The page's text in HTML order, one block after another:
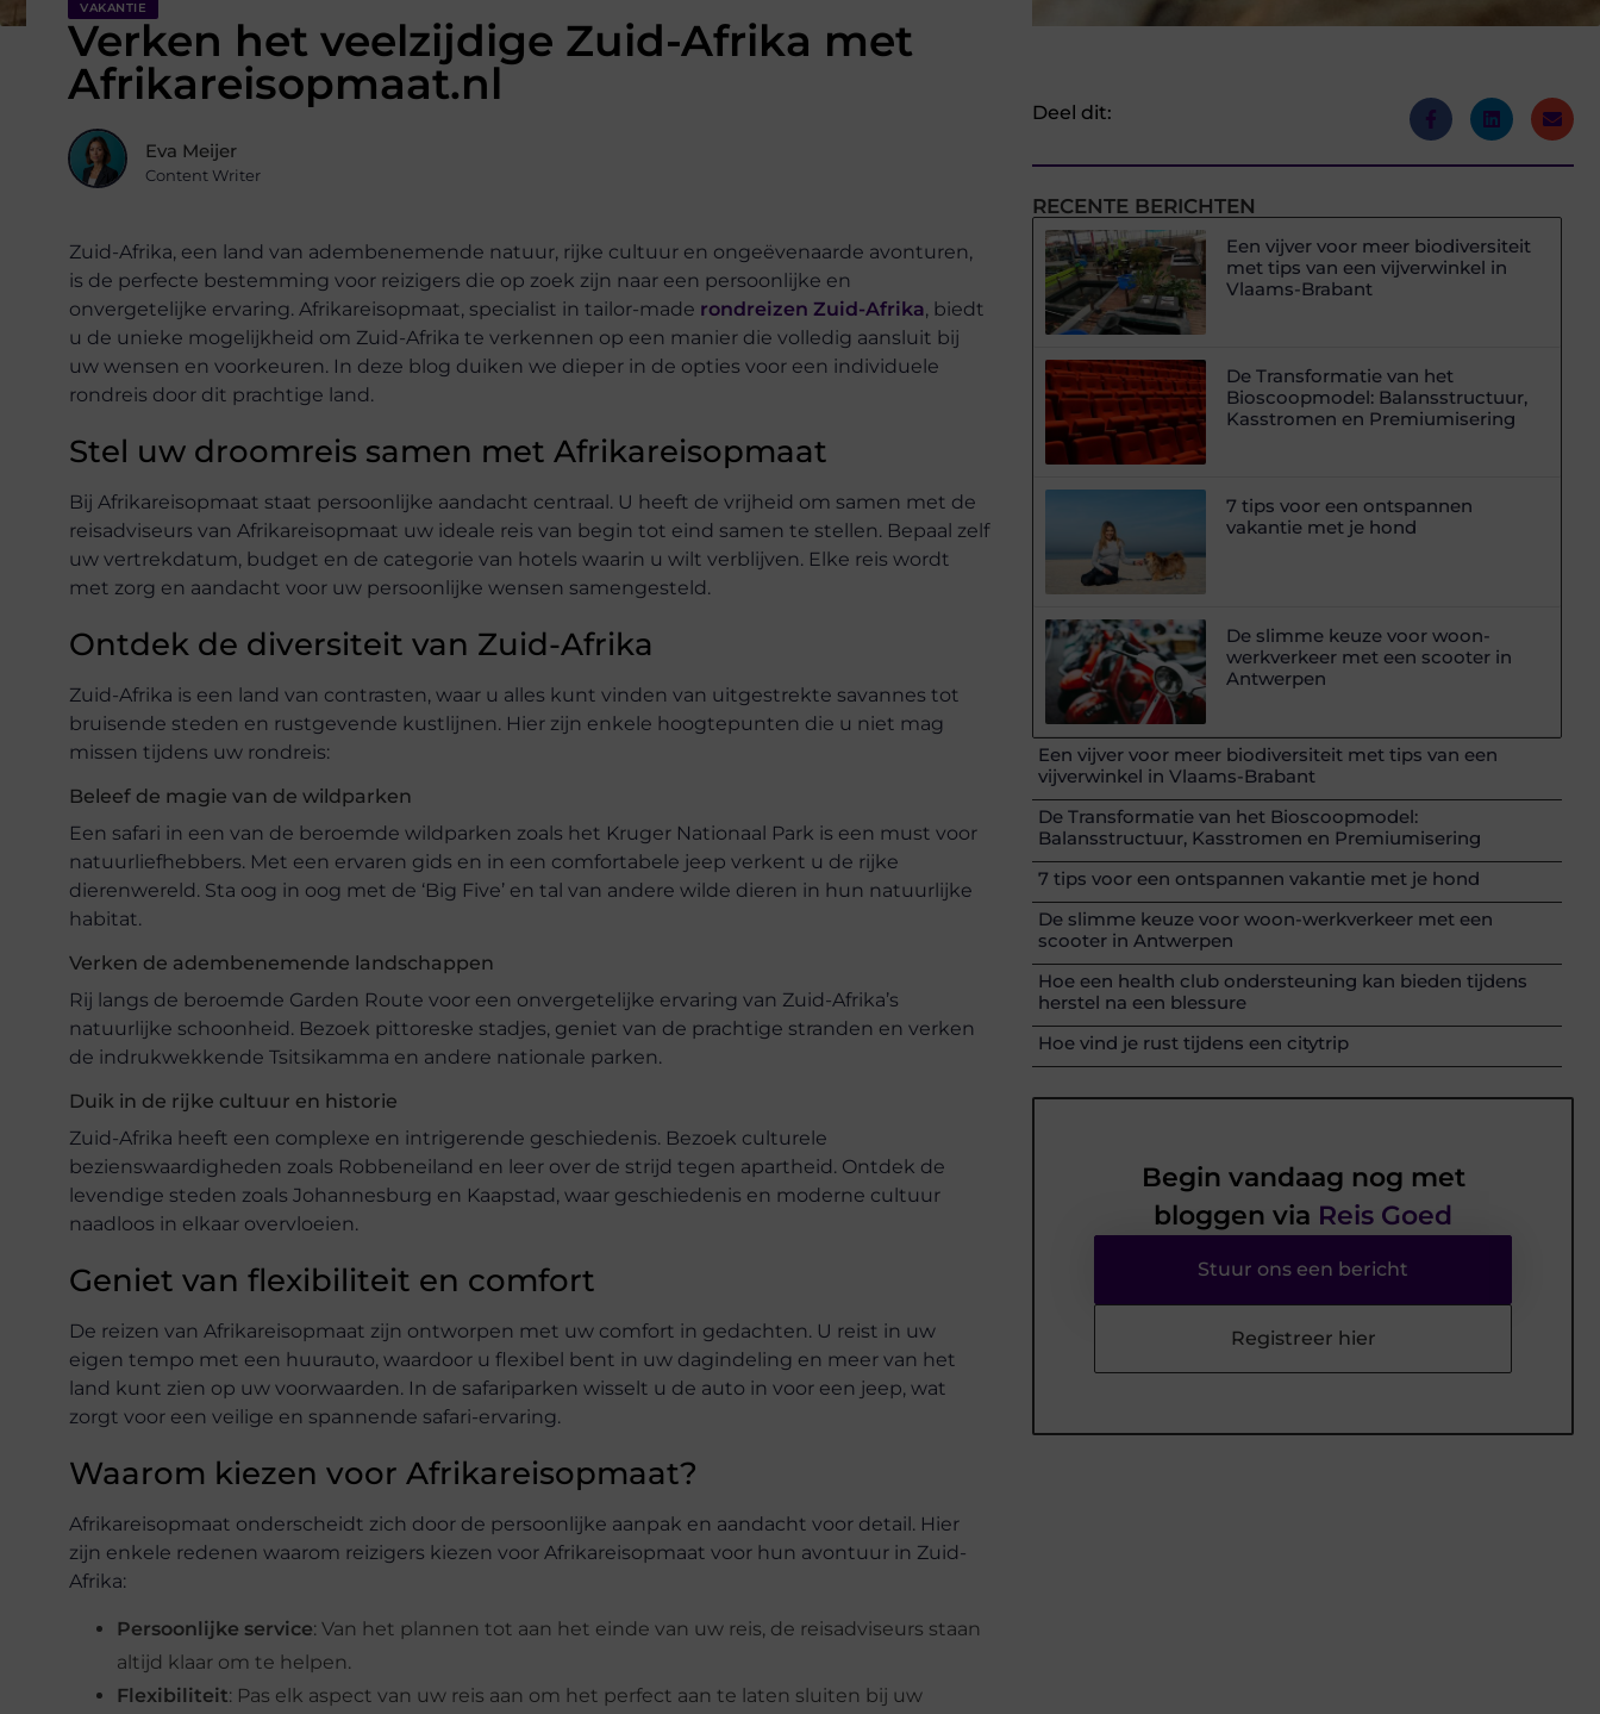
VAKANTIE
Verken het veelzijdige Zuid-Afrika met
Afrikareisopmaat.nl
Eva Meijer
Content Writer
Zuid-Afrika, een land van adembenemende natuur, rijke cultuur en ongeëvenaarde avonturen,
is de perfecte bestemming voor reizigers die op zoek zijn naar een persoonlijke en
onvergetelijke ervaring. Afrikareisopmaat, specialist in tailor-made rondreizen Zuid-Afrika, biedt
u de unieke mogelijkheid om Zuid-Afrika te verkennen op een manier die volledig aansluit bij
uw wensen en voorkeuren. In deze blog duiken we dieper in de opties voor een individuele
rondreis door dit prachtige land.
Stel uw droomreis samen met Afrikareisopmaat
Bij Afrikareisopmaat staat persoonlijke aandacht centraal. U heeft de vrijheid om samen met de
reisadviseurs van Afrikareisopmaat uw ideale reis van begin tot eind samen te stellen. Bepaal zelf
uw vertrekdatum, budget en de categorie van hotels waarin u wilt verblijven. Elke reis wordt
met zorg en aandacht voor uw persoonlijke wensen samengesteld.
Ontdek de diversiteit van Zuid-Afrika
Zuid-Afrika is een land van contrasten, waar u alles kunt vinden van uitgestrekte savannes tot
bruisende steden en rustgevende kustlijnen. Hier zijn enkele hoogtepunten die u niet mag
missen tijdens uw rondreis:
Beleef de magie van de wildparken
Een safari in een van de beroemde wildparken zoals het Kruger Nationaal Park is een must voor
natuurliefhebbers. Met een ervaren gids en in een comfortabele jeep verkent u de rijke
dierenwereld. Sta oog in oog met de ‘Big Five’ en tal van andere wilde dieren in hun natuurlijke
habitat.
Verken de adembenemende landschappen
Rij langs de beroemde Garden Route voor een onvergetelijke ervaring van Zuid-Afrika’s
natuurlijke schoonheid. Bezoek pittoreske stadjes, geniet van de prachtige stranden en verken
de indrukwekkende Tsitsikamma en andere nationale parken.
Duik in de rijke cultuur en historie
Zuid-Afrika heeft een complexe en intrigerende geschiedenis. Bezoek culturele
bezienswaardigheden zoals Robbeneiland en leer over de strijd tegen apartheid. Ontdek de
levendige steden zoals Johannesburg en Kaapstad, waar geschiedenis en moderne cultuur
naadloos in elkaar overvloeien.
Geniet van flexibiliteit en comfort
De reizen van Afrikareisopmaat zijn ontworpen met uw comfort in gedachten. U reist in uw
eigen tempo met een huurauto, waardoor u flexibel bent in uw dagindeling en meer van het
land kunt zien op uw voorwaarden. In de safariparken wisselt u de auto in voor een jeep, wat
zorgt voor een veilige en spannende safari-ervaring.
Waarom kiezen voor Afrikareisopmaat?
Afrikareisopmaat onderscheidt zich door de persoonlijke aanpak en aandacht voor detail. Hier
zijn enkele redenen waarom reizigers kiezen voor Afrikareisopmaat voor hun avontuur in Zuid-
Afrika:
Persoonlijke service: Van het plannen tot aan het einde van uw reis, de reisadviseurs staan
altijd klaar om te helpen.
Flexibiliteit: Pas elk aspect van uw reis aan om het perfect aan te laten sluiten bij uw
Deel dit:
RECENTE BERICHTEN
Een vijver voor meer biodiversiteit
met tips van een vijverwinkel in
Vlaams-Brabant
De Transformatie van het
Bioscoopmodel: Balansstructuur,
Kasstromen en Premiumisering
7 tips voor een ontspannen
vakantie met je hond
De slimme keuze voor woon-
werkverkeer met een scooter in
Antwerpen
Een vijver voor meer biodiversiteit met tips van een
vijverwinkel in Vlaams-Brabant
De Transformatie van het Bioscoopmodel:
Balansstructuur, Kasstromen en Premiumisering
7 tips voor een ontspannen vakantie met je hond
De slimme keuze voor woon-werkverkeer met een
scooter in Antwerpen
Hoe een health club ondersteuning kan bieden tijdens
herstel na een blessure
Hoe vind je rust tijdens een citytrip
Begin vandaag nog met
bloggen via Reis Goed
Stuur ons een bericht
Registreer hier